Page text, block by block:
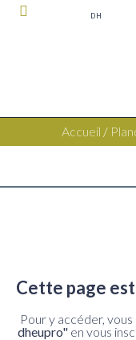
DH
Accueil /
Cette page
Pour y accéder,
dheupro" en vous